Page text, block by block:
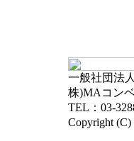
一般社団法
株)MAコン
TEL：03-
Copyright